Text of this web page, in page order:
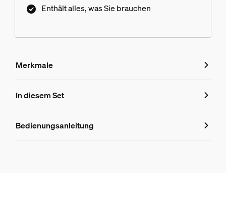
Enthält alles, was Sie brauchen
Merkmale
Merkmale
8719514872790
In diesem Set
Bedienungsanleitung